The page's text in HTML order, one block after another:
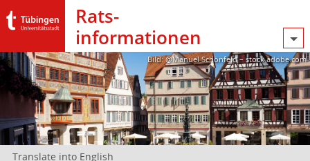
Rats­
informationen
Bild: @Manuel Schönfeld – stock.adobe.com
Translate into English